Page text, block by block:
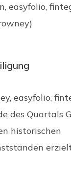
easyfolio,
easyfolio,
des Quartals
historischen